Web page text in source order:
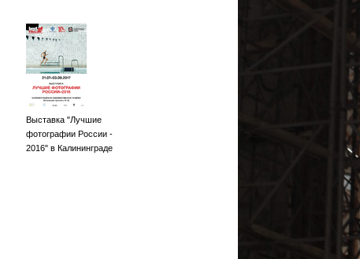
Выставка "Лучшие
фотографии России -
2016" в Калининграде